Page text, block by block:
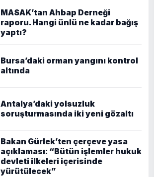
MASAK’tan Ahbap Derneği
raporu. Hangi ünlü ne kadar bağış
yaptı?
Bursa’daki orman yangını kontrol
altında
Antalya’daki yolsuzluk
soruşturmasında iki yeni gözaltı
Bakan Gürlek’ten çerçeve yasa
açıklaması: “Bütün işlemler hukuk
devleti ilkeleri içerisinde
yürütülecek”